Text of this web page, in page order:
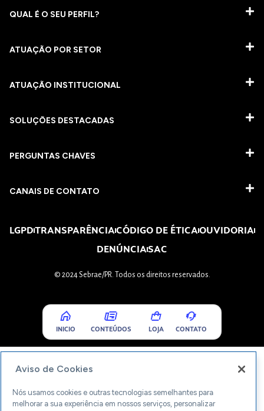
QUAL É O SEU PERFIL?
ATUAÇÃO POR SETOR
ATUAÇÃO INSTITUCIONAL
SOLUÇÕES DESTACADAS
PERGUNTAS CHAVES​
CANAIS DE CONTATO
LGPDTRANSPARÊNCIACÓDIGO DE ÉTICAOUVIDORIA
DENÚNCIASAC
© 2024 Sebrae/PR. Todos os direitos reservados.
INICIO CONTEÚDOS LOJA CONTATO
Aviso de Cookies
Nós usamos cookies e outras tecnologias semelhantes para
melhorar a sua experiência em nossos serviços, personalizar